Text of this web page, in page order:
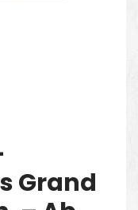
Grand